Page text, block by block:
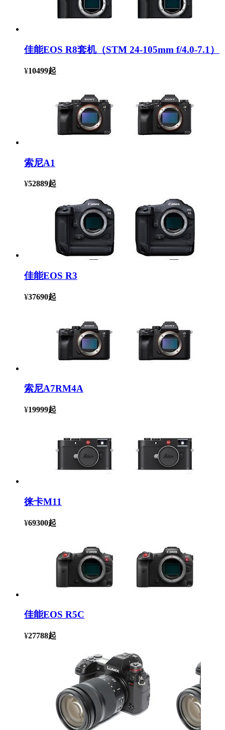
佳能EOS R8套机（STM 24-105mm f/4.0-7.1）
¥10499起
索尼A1
¥52889起
佳能EOS R3
¥37690起
索尼A7RM4A
¥19999起
徕卡M11
¥69300起
佳能EOS R5C
¥27788起